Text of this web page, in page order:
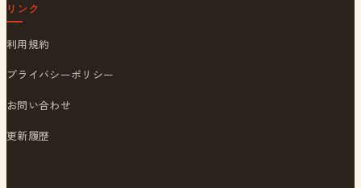
リンク
利用規約
プライバシーポリシー
お問い合わせ
更新履歴